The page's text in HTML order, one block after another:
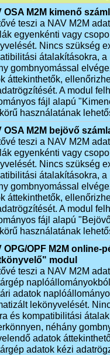
OSA M2M kimenő
teszi a NAV M2M
egyenkénti vagy
Nincs szükség
átalakításokra,
gombnyomással
áttekinthetők,
A modul
fájl alapú
használatának
OSA M2M bejövő
teszi a NAV M2M
egyenkénti vagy
Nincs szükség
átalakításokra,
gombnyomással
áttekinthetők,
A modul
fájl alapú
használatának
OPG/OPF M2M online-
modul
teszi a NAV M2M
adatok
lekönyvelését.
és kompatibilitási
néhány
adatok
adatok kézi